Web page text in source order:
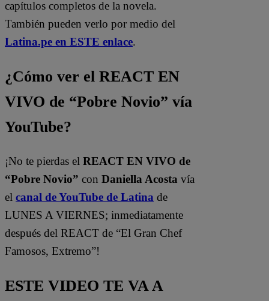
capítulos completos de la novela.
También pueden verlo por medio del
Latina.pe en ESTE enlace.
¿Cómo ver el REACT EN
VIVO de “Pobre Novio” vía
YouTube?
¡No te pierdas el REACT EN VIVO de
“Pobre Novio” con Daniella Acosta vía
el canal de YouTube de Latina de
LUNES A VIERNES; inmediatamente
después del REACT de “El Gran Chef
Famosos, Extremo”!
ESTE VIDEO TE VA A